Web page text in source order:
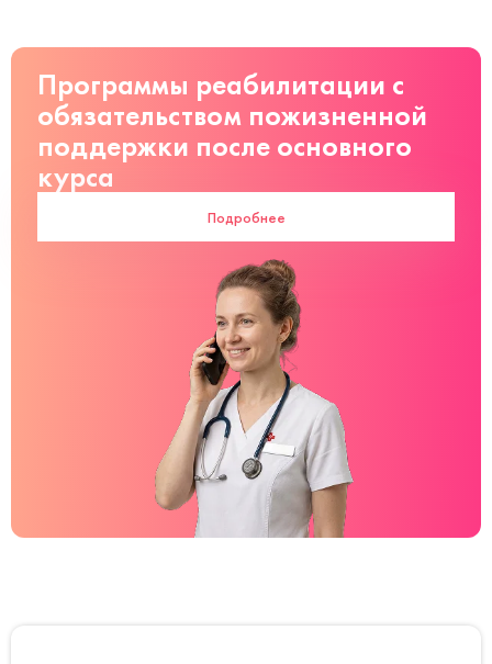
Программы реабилитации с
обязательством пожизненной
поддержки после основного
курса
Подробнее